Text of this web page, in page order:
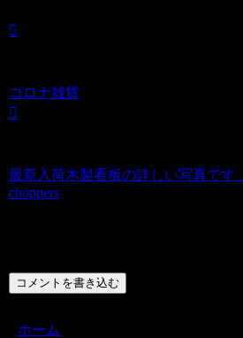
コロナ雑貨
最新入荷木製看板の詳しい写真です。
choppers
コメントを書き込む
ホーム